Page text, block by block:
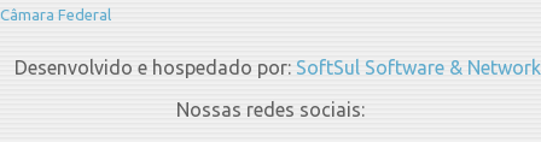
Câmara Federal
Desenvolvido e hospedado por: SoftSul Software & Network
Nossas redes sociais: